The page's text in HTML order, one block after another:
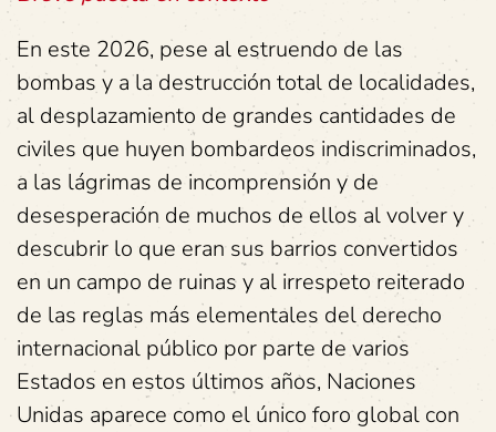
En este 2026, pese al estruendo de las
bombas y a la destrucción total de localidades,
al desplazamiento de grandes cantidades de
civiles que huyen bombardeos indiscriminados,
a las lágrimas de incomprensión y de
desesperación de muchos de ellos al volver y
descubrir lo que eran sus barrios convertidos
en un campo de ruinas y al irrespeto reiterado
de las reglas más elementales del derecho
internacional público por parte de varios
Estados en estos últimos años, Naciones
Unidas aparece como el único foro global con